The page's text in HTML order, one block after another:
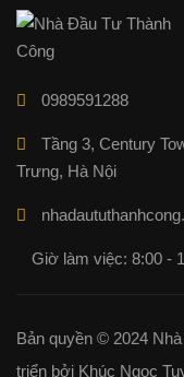
0989591288
Tầng 3, Century
Trưng, Hà Nội
Giờ làm việc: 8:00 -
Bản quyền © 2024
triển bởi Khúc Ngọc